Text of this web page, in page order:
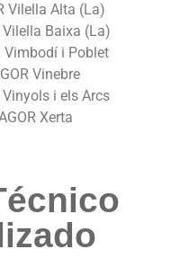
Vilella Alta (La)
Vilella Baixa (La)
Vimbodí i Poblet
Vinebre
Vinyols i els Arcs
Xerta